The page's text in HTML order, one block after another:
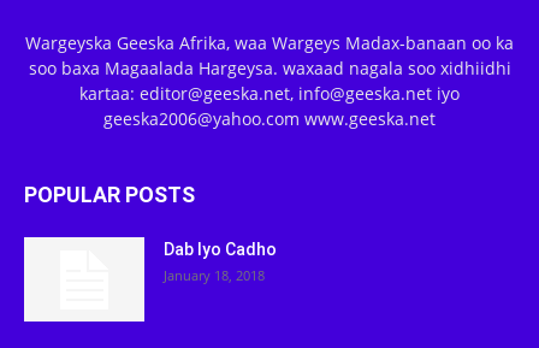
Wargeyska Geeska Afrika, waa Wargeys Madax-banaan oo ka
soo baxa Magaalada Hargeysa. waxaad nagala soo xidhiidhi
kartaa: editor@geeska.net, info@geeska.net iyo
geeska2006@yahoo.com www.geeska.net
POPULAR POSTS
Dab Iyo Cadho
January 18, 2018